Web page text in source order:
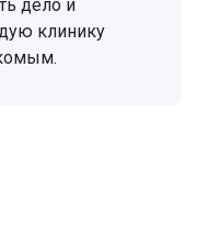
дело и
клинику